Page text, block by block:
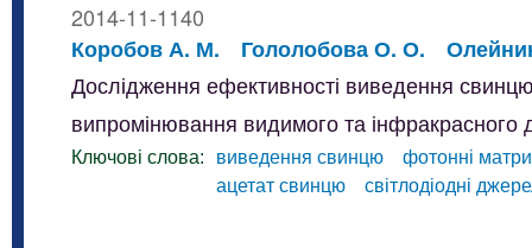
2014-11-1140
Коробов А. М.
Гололобова О. О.
Дослідження ефективності виведення свинцю
випромінювання видимого та інфракрасного
Ключові слова: виведення свинцю
фотонні
ацетат свинцю
світлодіодні